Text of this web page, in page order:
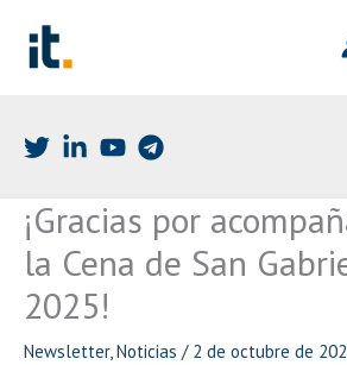
contenido
¡Gracias por
la Cena de San
2025!
Newsletter,Noticias / 2 de octubre de